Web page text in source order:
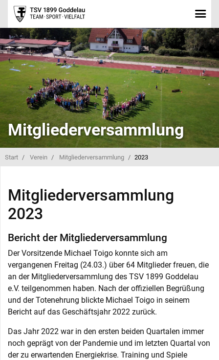
Mitgliederversammlung
Start Verein Mitgliederversammlung 2023
Mitgliederversammlung
2023
Bericht der Mitgliederversammlung
Der Vorsitzende Michael Toigo konnte sich am
vergangenen Freitag (24.03.) über 64 Mitglieder freuen, die
an der Mitgliederversammlung des TSV 1899 Goddelau
e.V. teilgenommen haben. Nach der offiziellen Begrüßung
und der Totenehrung blickte Michael Toigo in seinem
Bericht auf das Geschäftsjahr 2022 zurück.
Das Jahr 2022 war in den ersten beiden Quartalen immer
noch geprägt von der Pandemie und im letzten Quartal von
der zu erwartenden Energiekrise. Training und Spiele